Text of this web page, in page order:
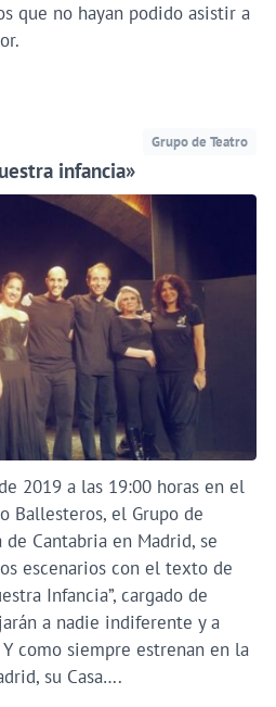
que no hayan podido asistir a
Grupo de Teatro
infancia»
2019 a las 19:00 horas en el
Ballesteros, el Grupo de
de Cantabria en Madrid, se
escenarios con el texto de
Infancia”, cargado de
a nadie indiferente y a
como siempre estrenan en la
su Casa….